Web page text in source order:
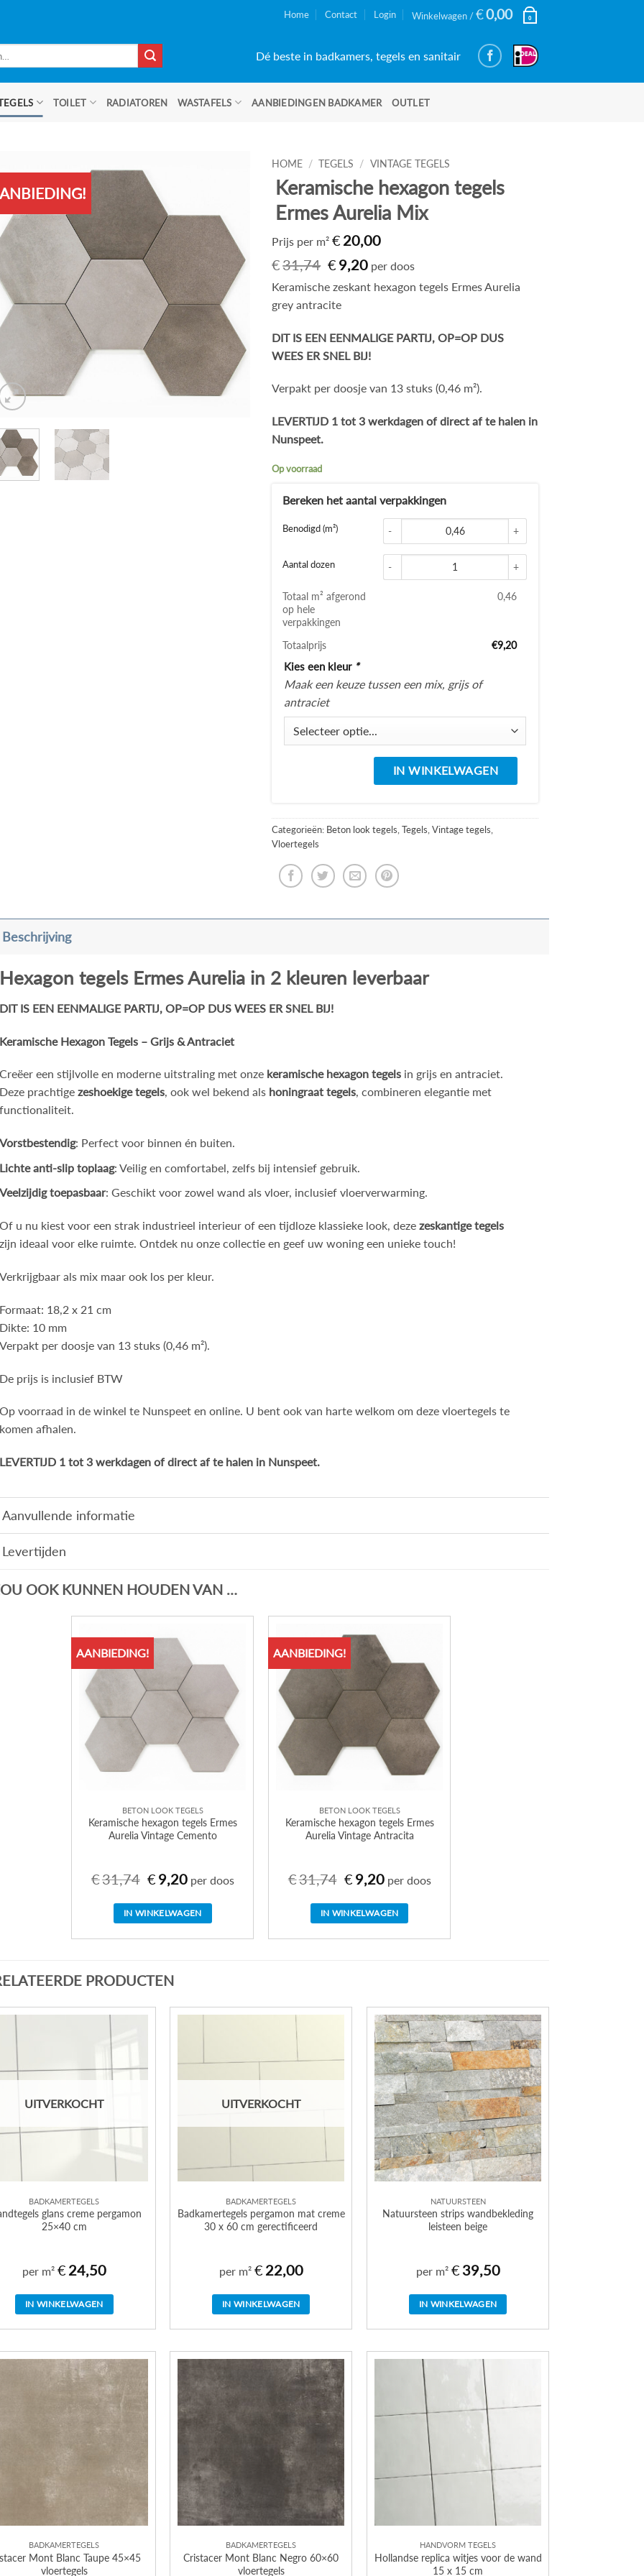
Home Contact Login Winkelwagen /€0,00 0
Dé beste in badkamers, tegels en sanitair
TOILET RADIATOREN WASTAFELS AANBIEDINGEN BADKAMER OUTLET
HOME / TEGELS / VINTAGE TEGELS
Keramische hexagon tegels
Ermes Aurelia Mix
Prijs per m²€ 20,00
€31,74 Oorspronkelijke
prijs
was:
€ 9,20Huidige
prijs
is:
€9,20.
per doos
Keramische zeskant hexagon tegels Ermes Aurelia
grey antracite
DIT IS EEN EENMALIGE PARTIJ, OP=OP DUS
WEES ER SNEL BIJ!
Verpakt per doosje van 13 stuks (0,46 m²).
LEVERTIJD 1 tot 3 werkdagen of direct af te halen in
Nunspeet.
Op voorraad
Benodigd (m²) Glace handvorm tegels
Aantal dozen Keramische hexagon tegels
Totaal m² afgerond
op hele
verpakkingen
0,46
Totaalprijs €9,20
Kies een kleur *
Maak een keuze tussen een mix, grijs of
antraciet
IN WINKELWAGEN
Categorieën: Beton look tegels ,Tegels ,Vintage tegels
Vloertegels
Beschrijving
Hexagon tegels Ermes Aurelia in 2 kleuren leverbaar
DIT IS EEN EENMALIGE PARTIJ, OP=OP DUS WEES ER SNEL BIJ!
Keramische Hexagon Tegels – Grijs & Antraciet
Creëer een stijlvolle en moderne uitstraling met onze keramische hexagon tegels in grijs en antraciet.
Deze prachtigezeshoekige tegels, ook wel bekend als honingraat tegels, combineren elegantie met
functionaliteit.
Vorstbestendig: Perfect voor binnen én buiten.
Lichte anti-slip toplaag: Veilig en comfortabel, zelfs bij intensief gebruik.
Veelzijdig toepasbaar: Geschikt voor zowel wand als vloer, inclusief vloerverwarming.
Of u nu kiest voor een strak industrieel interieur of een tijdloze klassieke look, dezezeskantige tegels
zijn ideaal voor elke ruimte. Ontdek nu onze collectie en geef uw woning een unieke touch!
Verkrijgbaar als mix maar ook los per kleur.
Formaat: 18,2 x 21 cm
Dikte: 10 mm
Verpakt per doosje van 13 stuks (0,46 m²).
De prijs is inclusief BTW
Op voorraad in de winkel te Nunspeet en online. U bent ook van harte welkom om deze vloertegels te
komen afhalen.
LEVERTIJD 1 tot 3 werkdagen of direct af te halen in Nunspeet.
Aanvullende informatie
Levertijden
OOK KUNNEN HOUDEN VAN …
AANBIEDING!
BETON LOOK TEGELS
Keramische hexagon tegels Ermes
Aurelia Vintage Cemento
€31,74 Oorspronkelijke
prijs
€31,74.
€ 9,20Huidige
prijs
€9,20.
per doos
IN WINKELWAGEN
AANBIEDING!
BETON LOOK TEGELS
Keramische hexagon tegels Ermes
Aurelia Vintage Antracita
€31,74 Oorspronkelijke
prijs
€31,74.
€ 9,20Huidige
prijs
€9,20.
per doos
IN WINKELWAGEN
PRODUCTEN
UITVERKOCHT
BADKAMERTEGELS
glans creme pergamon
25×40 cm
per m² € 24,50
IN WINKELWAGEN
UITVERKOCHT
BADKAMERTEGELS
Badkamertegels pergamon mat creme
30 x 60 cm gerectificeerd
per m² € 22,00
IN WINKELWAGEN
NATUURSTEEN
Natuursteen strips wandbekleding
leisteen beige
per m² € 39,50
IN WINKELWAGEN
BADKAMERTEGELS
Mont Blanc Taupe 45×45
vloertegels
BADKAMERTEGELS
Cristacer Mont Blanc Negro 60×60
vloertegels
HANDVORM TEGELS
Hollandse replica witjes voor de wand
15 x 15 cm